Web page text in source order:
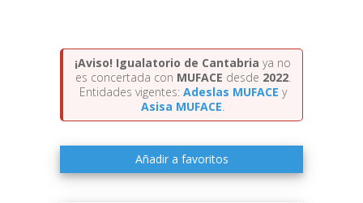
¡Aviso! Igualatorio de Cantabria ya no
es concertada con MUFACE desde 2022.
Entidades vigentes: Adeslas MUFACE y
Asisa MUFACE.